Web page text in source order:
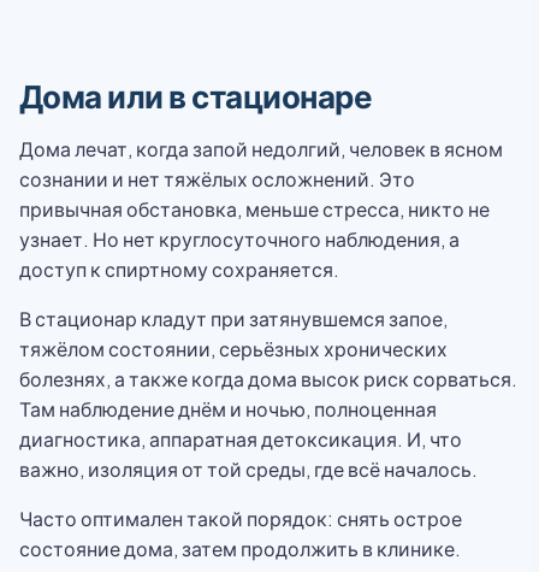
Дома или в стационаре
Дома лечат, когда запой недолгий, человек в ясном
сознании и нет тяжёлых осложнений. Это
привычная обстановка, меньше стресса, никто не
узнает. Но нет круглосуточного наблюдения, а
доступ к спиртному сохраняется.
В стационар кладут при затянувшемся запое,
тяжёлом состоянии, серьёзных хронических
болезнях, а также когда дома высок риск сорваться.
Там наблюдение днём и ночью, полноценная
диагностика, аппаратная детоксикация. И, что
важно, изоляция от той среды, где всё началось.
Часто оптимален такой порядок: снять острое
состояние дома, затем продолжить в клинике.